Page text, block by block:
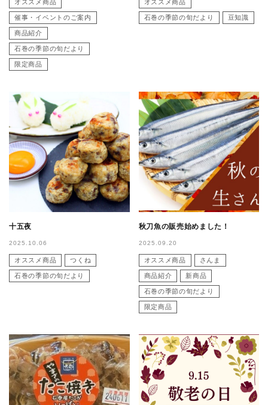
オススメ商品
催事・イベントのご案内
商品紹介
石巻の季節の旬だより
限定商品
オススメ商品
石巻の季節の旬だより 豆知識
十五夜
2025.10.06
オススメ商品 つくね
石巻の季節の旬だより
秋刀魚の販売始めました！
2025.09.20
オススメ商品 さんま
商品紹介 新商品
石巻の季節の旬だより
限定商品